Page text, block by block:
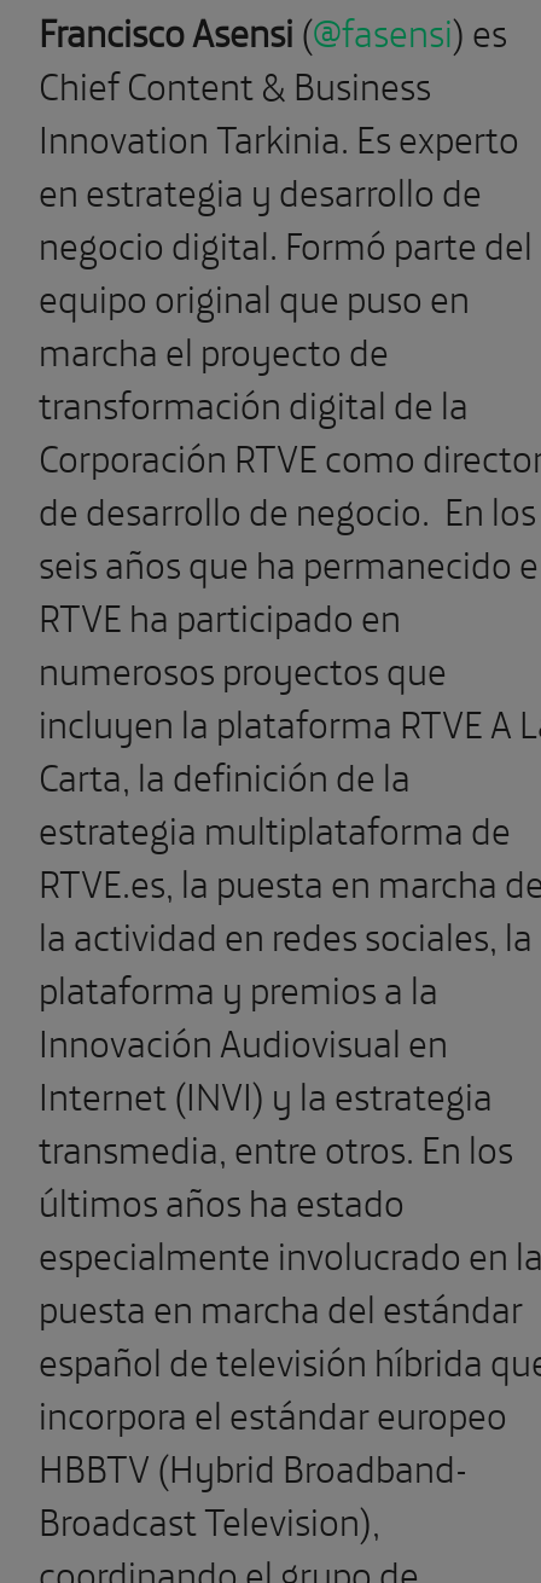
Francisco Asensi(@fasensi) es
Chief Content & Business
Innovation Tarkinia. Es experto
en estrategia y desarrollo de
negocio digital. Formó parte del
equipo original que puso en
marcha el proyecto de
transformación digital de la
Corporación RTVE como
de desarrollo de negocio. En los
seis años que ha permanecido
RTVE ha participado en
numerosos proyectos que
incluyen la plataforma RTVE A
Carta, la definición de la
estrategia multiplataforma de
RTVE.es, la puesta en marcha
la actividad en redes sociales, la
plataforma y premios a la
Innovación Audiovisual en
Internet (INVI) y la estrategia
transmedia, entre otros. En los
últimos años ha estado
especialmente involucrado en
puesta en marcha del estándar
español de televisión híbrida
incorpora el estándar europeo
HBBTV (Hybrid Broadband-
Broadcast Television),
coordinando el grupo de